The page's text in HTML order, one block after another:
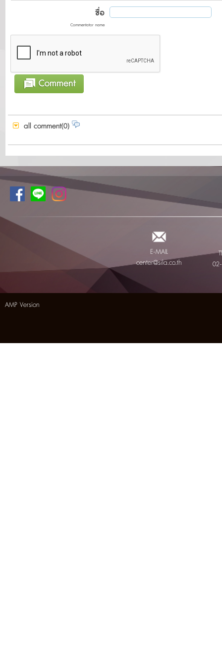
ชื่อ
Commentator name
all comment(0)
E-MAIL
center@sila.co.th
AMP Version